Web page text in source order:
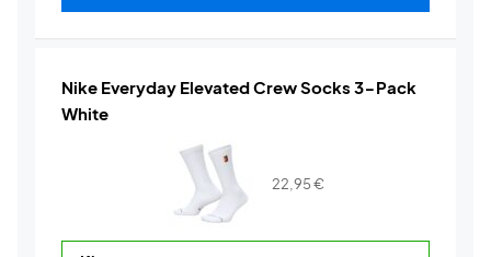
Nike Everyday Elevated Crew Socks 3-Pack
White
22,95€